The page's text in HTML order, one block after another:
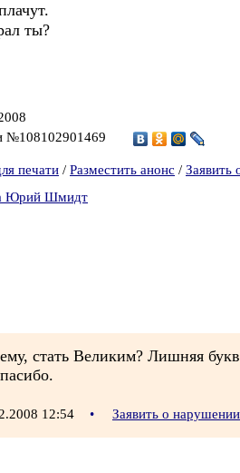
ты?
№108102901469
печати / Разместить анонс / Заявить
Юрий Шмидт
стать Великим? Лишняя
12:54 • Заявить о нарушении